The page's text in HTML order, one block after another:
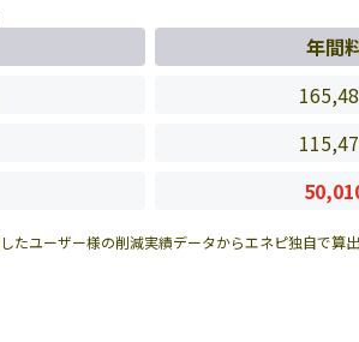
年間
ユーザー様の削減実績データからエネピ独自で算出